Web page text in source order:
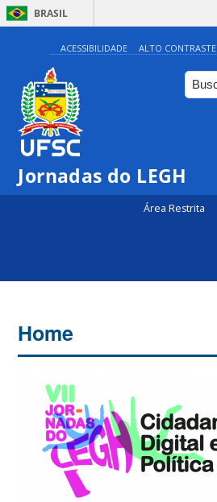
BRASIL
ACESSIBILIDADE ALTO CONTRASTE
Jornadas do LEGH
Área Restrita
Home